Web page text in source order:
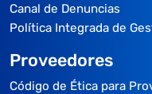
Canal de Denuncias
Política Integrada de
Proveedores
Código de Ética para